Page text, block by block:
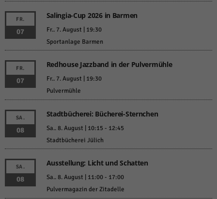
FR.
07
Salingia-Cup 2026 in Barmen
Fr.. 7. August | 19:30
Sportanlage Barmen
FR.
07
Redhouse Jazzband in der Pulvermühle
Fr.. 7. August | 19:30
Pulvermühle
SA.
08
Stadtbücherei: Bücherei-Sternchen
Sa.. 8. August | 10:15 - 12:45
Stadtbücherei Jülich
SA.
08
Ausstellung: Licht und Schatten
Sa.. 8. August | 11:00- 17:00
Pulvermagazin der Zitadelle